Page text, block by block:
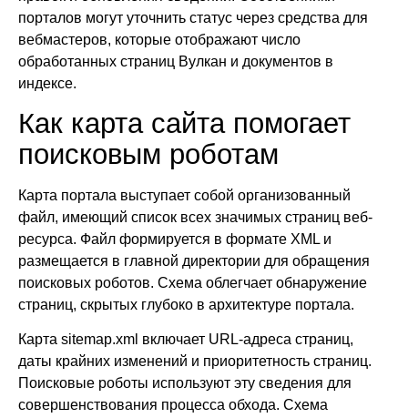
порталов могут уточнить статус через средства для
вебмастеров, которые отображают число
обработанных страниц Вулкан и документов в
индексе.
Как карта сайта помогает
поисковым роботам
Карта портала выступает собой организованный
файл, имеющий список всех значимых страниц веб-
ресурса. Файл формируется в формате XML и
размещается в главной директории для обращения
поисковых роботов. Схема облегчает обнаружение
страниц, скрытых глубоко в архитектуре портала.
Карта sitemap.xml включает URL-адреса страниц,
даты крайних изменений и приоритетность страниц.
Поисковые роботы используют эту сведения для
совершенствования процесса обхода. Схема